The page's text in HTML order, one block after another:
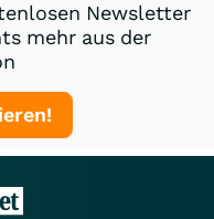
Newsletter
mehr aus der